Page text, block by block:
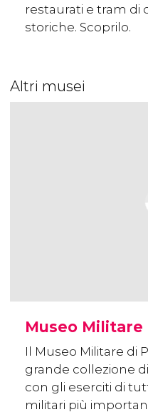
restaurati e tram di
storiche. Scoprilo.
Altri musei
Museo
Il Museo Militare di
grande collezione
con gli eserciti di
militari più